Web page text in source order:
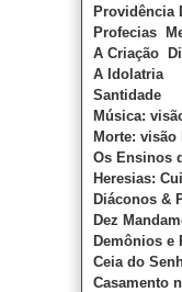
Providência
Profecias
A Criação
A Idolatria
Santidade
Música:
Morte:
Os Ensinos
Heresias:
Diáconos &
Dez
Demônios e
Ceia do
Casamento